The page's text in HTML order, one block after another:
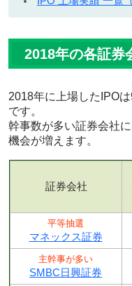
2018年の各証券
2018年に上場したIPO
です。
幹事数が多い証券会社
機会が増えます。
証券会社
平等抽選
マネックス証券
主幹事が多い
SMBC日興証券